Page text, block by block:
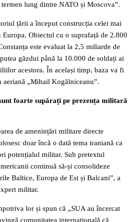
lung dintre NATO și Moscova”.
țării a început construcția celei mai
Obiectul cu o suprafață de 2.800
este evaluat la 2,5 miliarde de
găzdui până la 10.000 de soldați ai
acestora. În același timp, baza va fi
aeriană „Mihail Kogălniceanu”.
foarte supărați pe prezența militară
de amenințări militare directe
doar încă o dată tema iraniană ca
potențialul militar. Sub pretextul
continuă să-și consolideze
Baltice, Europa de Est și Balcani”, a
militar.
lor și spun că „SUA au încercat
comunitatea internațională că